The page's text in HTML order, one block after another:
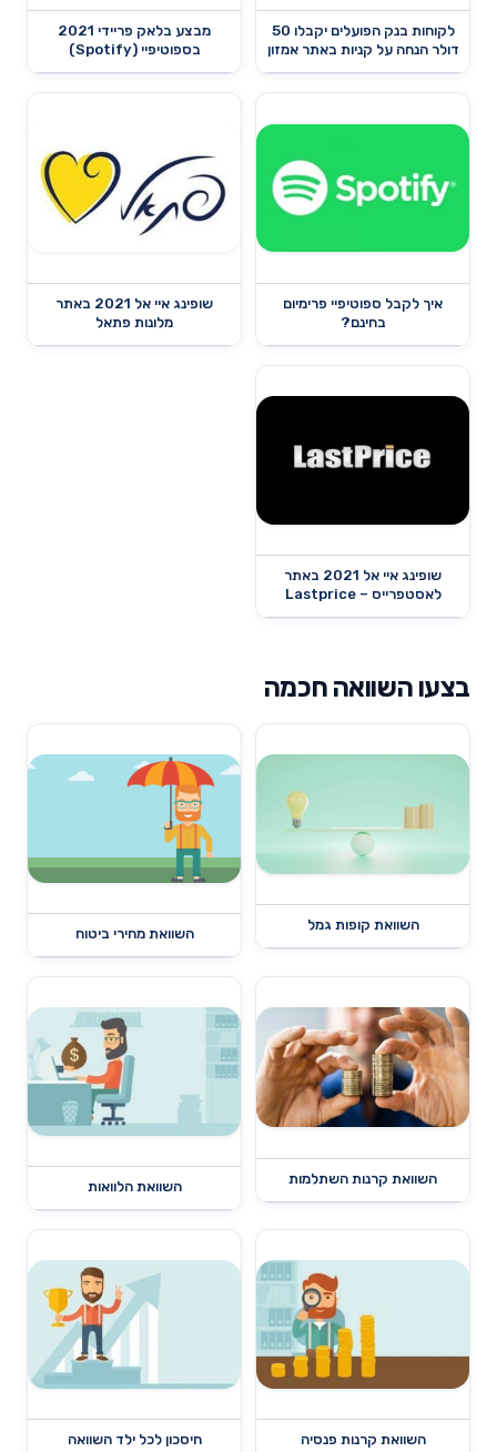
לקוחות בנק הפועלים יקבלו 50
דולר הנחה על קניות באתר אמזון
מבצע בלאק פריידי 2021
בספוטיפיי (Spotify)
איך לקבל ספוטיפיי פרימיום
בחינם?
שופינג איי אל 2021 באתר
מלונות פתאל
שופינג איי אל 2021 באתר
לאסטפרייס – Lastprice
בצעו השוואה חכמה
השוואת קופות גמל
השוואת מחירי ביטוח
השוואת קרנות השתלמות
השוואת הלוואות
השוואת קרנות פנסיה חיסכון לכל ילד השוואה